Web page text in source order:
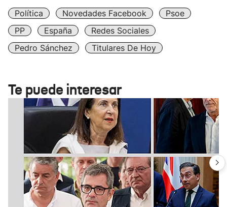
Política Novedades Facebook
Psoe
PP
España
Redes Sociales
Pedro Sánchez
Titulares De Hoy
Te puede interesar